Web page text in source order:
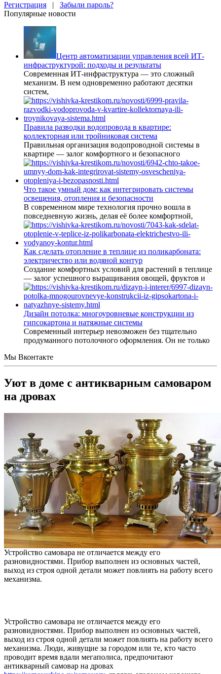
Регистрация | Забыли пароль?
Популярные новости
Центр автоматизации управления всей ИТ-
инфраструктурой: подходы и результаты
Современная ИТ-инфраструктура — это сложный
механизм. В нем одновременно работают десятки
систем,
Правила разводки водопровода в квартире:
коллекторная или тройниковая система
Правильная организация водопроводной системы в
квартире — залог комфортного и безопасного
Что такое умный дом: как интегрировать системы
освещения, отопления и безопасности
В современном мире технология прочно вошла в
повседневную жизнь, делая её более комфортной,
Как сделать отопление в теплице из поликарбоната:
электричество или водяной контур
Создание комфортных условий для растений в теплице
— залог успешного выращивания овощей, фруктов и
Дизайн потолка: многоуровневые конструкции из
гипсокартона и натяжные системы
Современный интерьер невозможен без тщательно
продуманного потолочного оформления. Он не только
Мы Вконтакте
Уют в доме с антикварным самоваром
на дровах
Устройство самовара не отличается между его
разновидностями. Прибор выполнен из основных частей,
выход из строя одной детали может повлиять на работу всего
механизма.
Устройство самовара не отличается между его
разновидностями. Прибор выполнен из основных частей,
выход из строя одной детали может повлиять на работу всего
механизма. Люди, живущие за городом или те, кто часто
проводит время вдали мегаполиса, предпочитают
антикварный самовар на дровах